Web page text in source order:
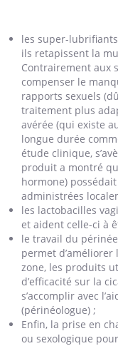
les super-
ils retapissent la
Contrairement aux
compenser le
rapports sexuels
traitement plus
avérée (qui existe
longue durée
étude clinique,
produit a montré
hormone)
administrées
les lactobacilles
et aident celle-ci à
le travail du
permet
zone, les produits
d’efficacité sur la
s’accomplir avec
(périnéologue) ;
Enfin, la prise en
ou sexologique